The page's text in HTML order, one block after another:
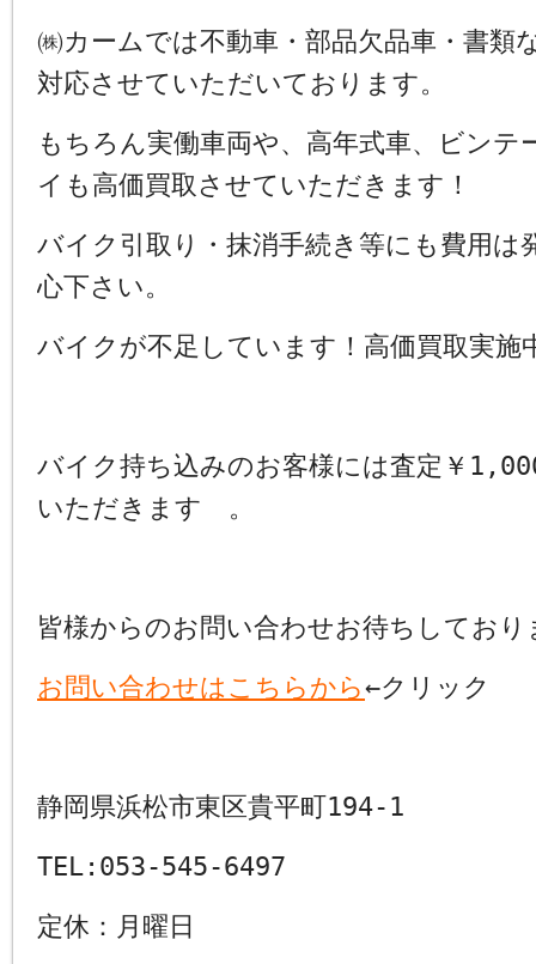
㈱カームでは不動車・部品欠品車・書類
対応させていただいております。
もちろん実働車両や、高年式車、ビンテ
イも高価買取させていただきます！
バイク引取り・抹消手続き等にも費用は
心下さい。
バイクが不足しています！高価買取実施
バイク持ち込みのお客様には査定￥
いただきます 。
皆様からのお問い合わせお待ちしており
お問い合わせはこちらから←クリック
静岡県浜松市東区貴平町194-1
TEL:053-545-6497
定休：月曜日